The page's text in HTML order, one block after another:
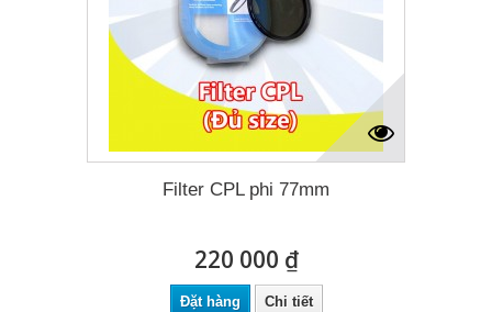
Filter CPL phi 77mm
220 000 ₫
Đặt hàng Chi tiết